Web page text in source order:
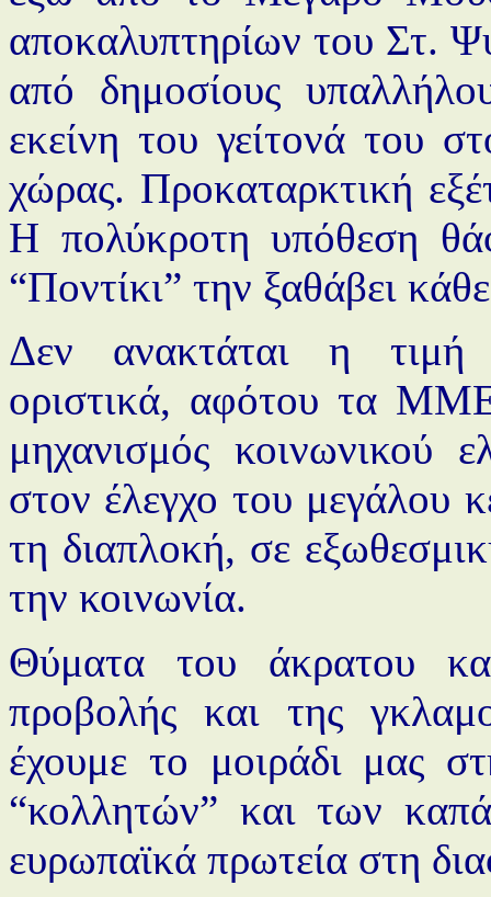
αποκαλυπτηρίων του Στ.
από δημοσίους
εκείνη του γείτονά του
χώρας. Προκαταρκτική
Η πολύκροτη υπόθεση
“Ποντίκι” την ξαθάβει
Δεν ανακτάται η τιμή
οριστικά, αφότου τα
μηχανισμός κοινωνικού
στον έλεγχο του μεγάλου
τη διαπλοκή, σε
την κοινωνία.
Θύματα του άκρατου
προβολής και της
έχουμε το μοιράδι μας
“κολλητών” και των
ευρωπαϊκά πρωτεία στη